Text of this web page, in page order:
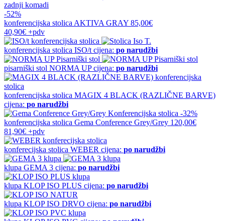
zadnji komadi
-52%
konferencijska stolicaAKTIVA GRAY 85,00€
40,90€ +pdv
konferencijska stolica ISO/t cijena: po narudžbi
pisarniški stol NORMA UP cijena: po narudžbi
konferencijska stolica MAGIX 4 BLACK (RAZLIČNE BARVE)
cijena: po narudžbi
-32%
konferencijska stolica Gema Conference Grey/Grey 120,00€
81,90€ +pdv
konferecijska stolica WEBER cijena: po narudžbi
klupa GEMA 3 cijena: po narudžbi
klupa KLOP ISO PLUS cijena: po narudžbi
klupa KLOP ISO DRVO cijena: po narudžbi